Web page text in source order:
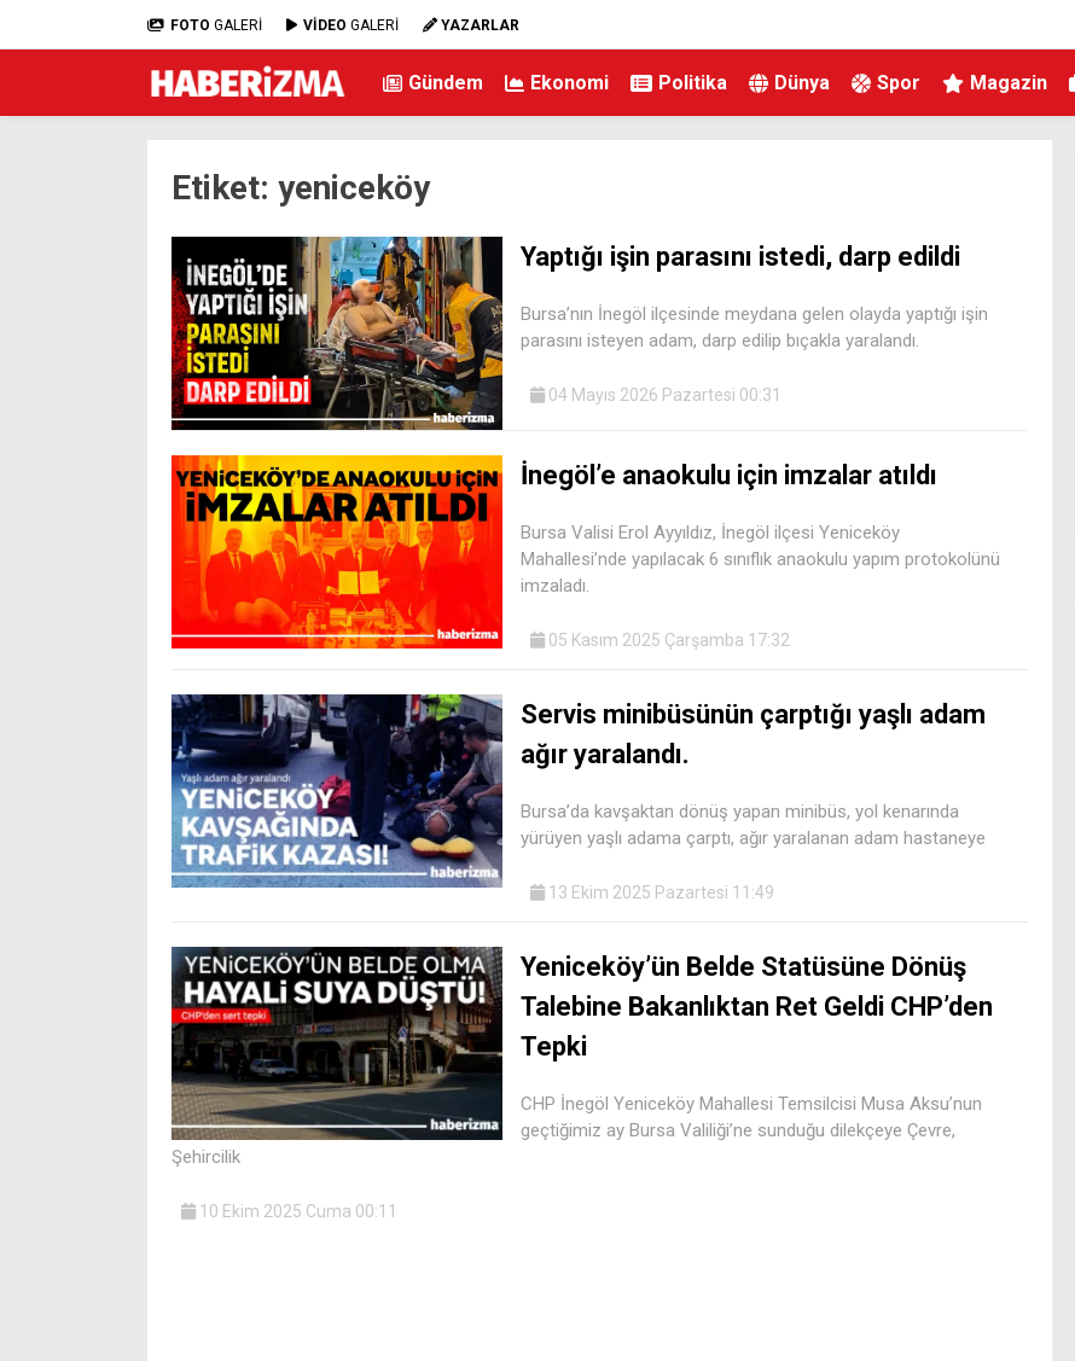
FOTO GALERİ VİDEO GALERİ YAZARLAR
Gündem Ekonomi Politika Dünya Spor Magazin
Etiket: yeniceköy
Yaptığı işin parasını istedi, darp edildi
Bursa’nın İnegöl ilçesinde meydana gelen olayda yaptığı işin
parasını isteyen adam, darp edilip bıçakla yaralandı.
04 Mayıs 2026 Pazartesi 00:31
İnegöl’e anaokulu için imzalar atıldı
Bursa Valisi Erol Ayyıldız, İnegöl ilçesi Yeniceköy
Mahallesi’nde yapılacak 6 sınıflık anaokulu yapım protokolünü
imzaladı.
05 Kasım 2025 Çarşamba 17:32
Servis minibüsünün çarptığı yaşlı adam
ağır yaralandı.
Bursa’da kavşaktan dönüş yapan minibüs, yol kenarında
yürüyen yaşlı adama çarptı, ağır yaralanan adam hastaneye
13 Ekim 2025 Pazartesi 11:49
Yeniceköy’ün Belde Statüsüne Dönüş
Talebine Bakanlıktan Ret Geldi CHP’den
Tepki
CHP İnegöl Yeniceköy Mahallesi Temsilcisi Musa Aksu’nun
geçtiğimiz ay Bursa Valiliği’ne sunduğu dilekçeye Çevre,
Şehircilik
10 Ekim 2025 Cuma 00:11